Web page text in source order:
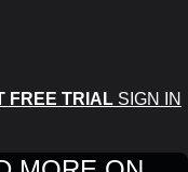
FREE TRIAL SIGN IN